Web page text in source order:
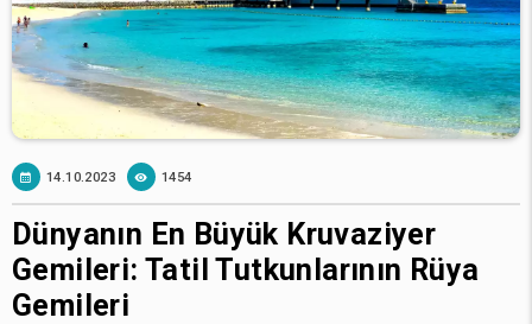
14.10.2023 1454
Dünyanın En Büyük Kruvaziyer
Gemileri: Tatil Tutkunlarının Rüya
Gemileri